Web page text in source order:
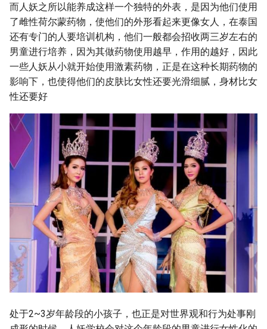
而人妖之所以能养成这样一个独特的外表，是因为他们使用
了雌性荷尔蒙药物，使他们的外形看起来更像女人，在泰国
还有专门的人要培训机构，他们一般都会招收两三岁左右的
男童进行培养，因为其做药物使用越早，作用的越好，因此
一些人妖从小就开始使用激素药物，正是在这种长期药物的
影响下，也使得他们的皮肤比女性还要光滑细腻，身材比女
性还要好
处于2~3岁年龄段的小孩子，也正是对世界观和行为处事刚